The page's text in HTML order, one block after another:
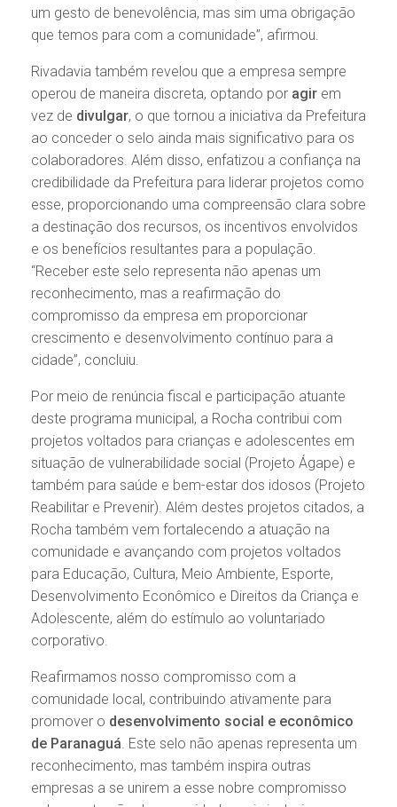
um gesto de benevolência, mas sim uma obrigação
que temos para com a comunidade”, afirmou.
Rivadavia também revelou que a empresa sempre
operou de maneira discreta, optando por agir em
vez de divulgar, o que tornou a iniciativa da Prefeitura
ao conceder o selo ainda mais significativo para os
colaboradores. Além disso, enfatizou a confiança na
credibilidade da Prefeitura para liderar projetos como
esse, proporcionando uma compreensão clara sobre
a destinação dos recursos, os incentivos envolvidos
e os benefícios resultantes para a população.
“Receber este selo representa não apenas um
reconhecimento, mas a reafirmação do
compromisso da empresa em proporcionar
crescimento e desenvolvimento contínuo para a
cidade”, concluiu.
Por meio de renúncia fiscal e participação atuante
deste programa municipal, a Rocha contribui com
projetos voltados para crianças e adolescentes em
situação de vulnerabilidade social (Projeto Ágape) e
também para saúde e bem-estar dos idosos (Projeto
Reabilitar e Prevenir). Além destes projetos citados, a
Rocha também vem fortalecendo a atuação na
comunidade e avançando com projetos voltados
para Educação, Cultura, Meio Ambiente, Esporte,
Desenvolvimento Econômico e Direitos da Criança e
Adolescente, além do estímulo ao voluntariado
corporativo.
Reafirmamos nosso compromisso com a
comunidade local, contribuindo ativamente para
promover o desenvolvimento social e econômico
de Paranaguá. Este selo não apenas representa um
reconhecimento, mas também inspira outras
empresas a se unirem a esse nobre compromisso